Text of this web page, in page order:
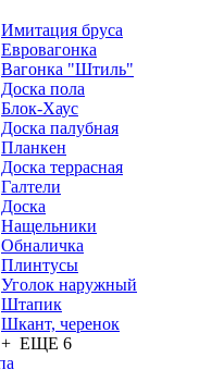
Имитация бруса
Евровагонка
Вагонка "Штиль"
Доска пола
Блок-Хаус
Доска палубная
Планкен
Доска террасная
Галтели
Доска
Нащельники
Обналичка
Плинтусы
Уголок наружный
Штапик
Шкант, черенок
+ ЕЩЕ 6